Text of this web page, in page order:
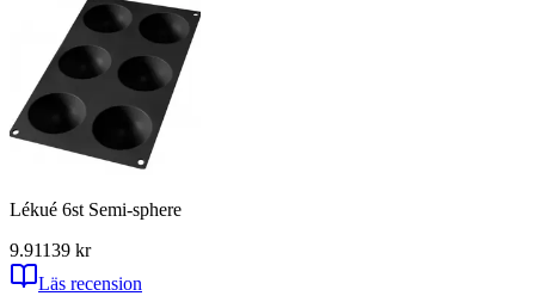
Lékué 6st Semi-sphere
9.91139 kr
Läs recension